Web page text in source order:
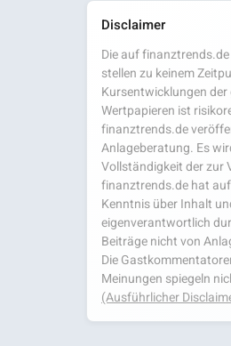
Disclaimer
Die auf
stellen zu keinem
Kursentwicklungen
Wertpapieren ist
finanztrends.de
Anlageberatung. Es
Vollständigkeit der zur
finanztrends.de hat
Kenntnis über Inhalt
eigenverantwortlich
Beiträge nicht von
Die
Meinungen spiegeln
(Ausführlicher